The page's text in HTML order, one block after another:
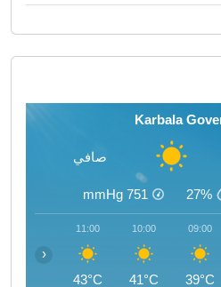
Karbala
صافي
27%
751
mmHg
09:00
39°C
10:00
41°C
11:00
43°C
‹